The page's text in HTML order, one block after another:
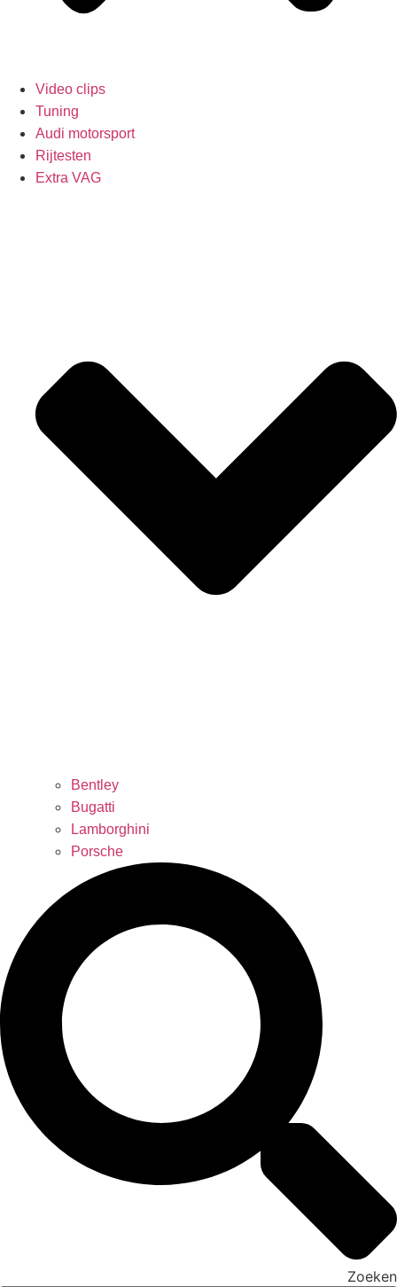
Video clips
Tuning
Audi motorsport
Rijtesten
Extra VAG
Bentley
Bugatti
Lamborghini
Porsche
Zoeken